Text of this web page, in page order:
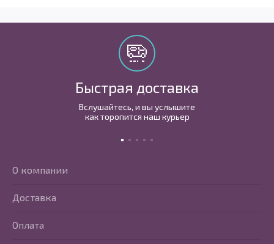
Быстрая доставка
Вслушайтесь, и вы услышите
как торопится наш курьер
О компании
Доставка
Оплата